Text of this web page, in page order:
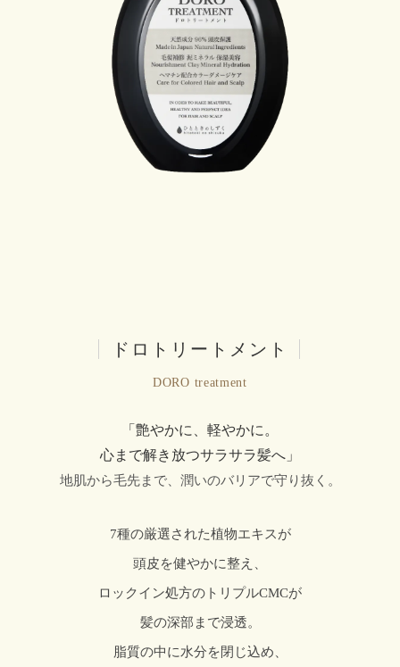
ドロトリートメント
DORO treatment
「艶やかに、軽やかに。
心まで解き放つサラサラ髪へ」
地肌から毛先まで、潤いのバリアで守り抜く。
7種の厳選された植物エキスが
頭皮を健やかに整え、
ロックイン処方のトリプルCMCが
髪の深部まで浸透。
脂質の中に水分を閉じ込め、